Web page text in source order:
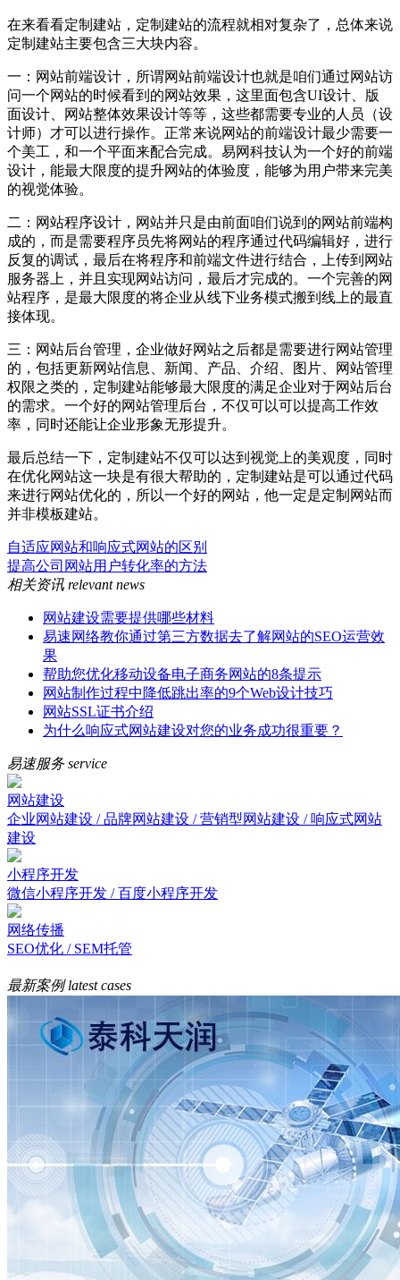
在来看看定制建站，定制建站的流程就相对复杂了，总体来说
定制建站主要包含三大块内容。
一：网站前端设计，所谓网站前端设计也就是咱们通过网站访
问一个网站的时候看到的网站效果，这里面包含UI设计、版
面设计、网站整体效果设计等等，这些都需要专业的人员（设
计师）才可以进行操作。正常来说网站的前端设计最少需要一
个美工，和一个平面来配合完成。易网科技认为一个好的前端
设计，能最大限度的提升网站的体验度，能够为用户带来完美
的视觉体验。
二：网站程序设计，网站并只是由前面咱们说到的网站前端构
成的，而是需要程序员先将网站的程序通过代码编辑好，进行
反复的调试，最后在将程序和前端文件进行结合，上传到网站
服务器上，并且实现网站访问，最后才完成的。一个完善的网
站程序，是最大限度的将企业从线下业务模式搬到线上的最直
接体现。
三：网站后台管理，企业做好网站之后都是需要进行网站管理
的，包括更新网站信息、新闻、产品、介绍、图片、网站管理
权限之类的，定制建站能够最大限度的满足企业对于网站后台
的需求。一个好的网站管理后台，不仅可以可以提高工作效
率，同时还能让企业形象无形提升。
最后总结一下，定制建站不仅可以达到视觉上的美观度，同时
在优化网站这一块是有很大帮助的，定制建站是可以通过代码
来进行网站优化的，所以一个好的网站，他一定是定制网站而
并非模板建站。
自适应网站和响应式网站的区别
提高公司网站用户转化率的方法
相关资讯 relevant news
网站建设需要提供哪些材料
易速网络教你通过第三方数据去了解网站的SEO运营效
果
帮助您优化移动设备电子商务网站的8条提示
网站制作过程中降低跳出率的9个Web设计技巧
网站SSL证书介绍
为什么响应式网站建设对您的业务成功很重要？
易速服务service
网站建设
企业网站建设 / 品牌网站建设 / 营销型网站建设 / 响应式网站
建设
小程序开发
微信小程序开发 / 百度小程序开发
网络传播
SEO优化 / SEM托管
最新案例latest cases